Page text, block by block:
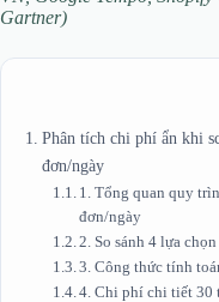
Gartner)
Phân tích chi phí ẩn khi
đơn/ngày
1. Tổng quan quy
đơn/ngày
2. So sánh 4 lựa
3. Công thức tính
4. Chi phí chi tiết 30